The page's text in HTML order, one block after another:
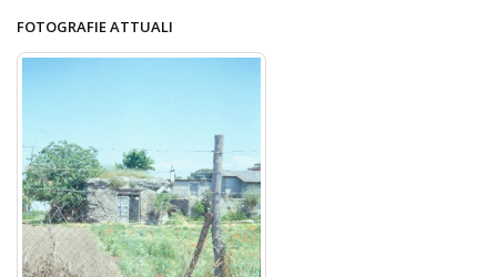
FOTOGRAFIE ATTUALI